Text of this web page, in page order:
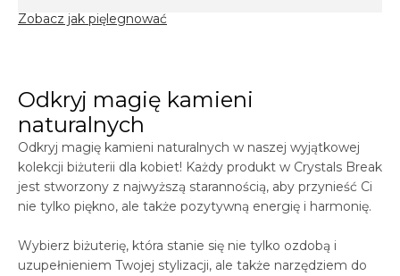
Zobacz jak pięlegnować
Odkryj magię kamieni
naturalnych
Odkryj magię kamieni naturalnych w naszej wyjątkowej
kolekcji biżuterii dla kobiet! Każdy produkt w Crystals Break
jest stworzony z najwyższą starannością, aby przynieść Ci
nie tylko piękno, ale także pozytywną energię i harmonię.
Wybierz biżuterię, która stanie się nie tylko ozdobą i
uzupełnieniem Twojej stylizacji, ale także narzędziem do